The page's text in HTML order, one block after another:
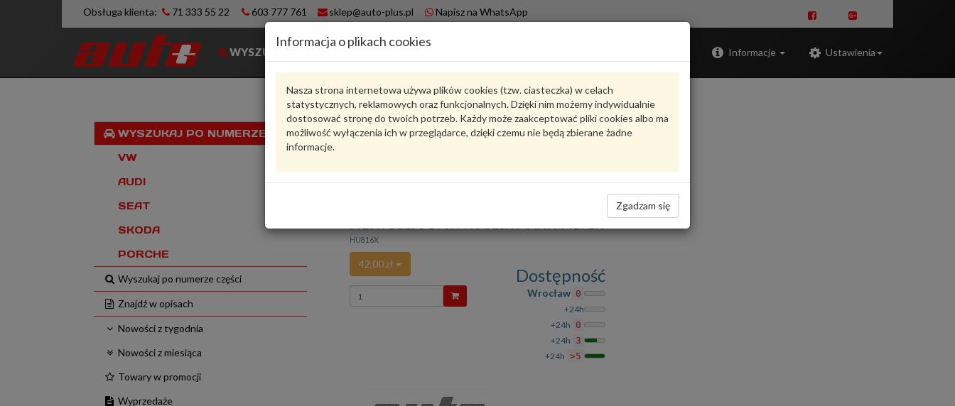
Obsługa klienta: 71 333 55 22 603 777 761 sklep@auto-plus.pl Napisz na WhatsApp
WYSZUKIWARKA Informacje Ustawienia
Informacja o plikach cookies
Nasza strona internetowa używa plików cookies (tzw. ciasteczka) w celach
statystycznych, reklamowych oraz funkcjonalnych. Dzięki nim możemy indywidualnie
dostosować stronę do twoich potrzeb. Każdy może zaakceptować pliki cookies albo ma
możliwość wyłączenia ich w przeglądarce, dzięki czemu nie będą zbierane żadne
informacje.
Zgadzam się
WYSZUKAJ PO NUMERZE VIN
VW
AUDI
SEAT
SKODA
PORCHE
Wyszukaj po numerze części
Znajdź w opisach
Nowości z tygodnia
Nowości z miesiąca
Towary w promocji
Wyprzedaże
Karta produktu
oceń produkt
Zadaj pytanie o produkt
HU816X
42,00 zł
Wprowadź
ilość
Dostępność
Wrocław 0
+24h
+24h 0
+24h 3
+24h >5